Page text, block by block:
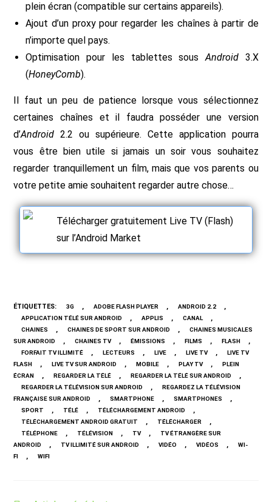
plein écran (compatible sur certains appareils).
Ajout d’un proxy pour regarder les chaînes à partir de
n’importe quel pays.
Optimisation pour les tablettes sousAndroid 3.X
(HoneyComb).
Il faut un peu de patience lorsque vous sélectionnez
certaines chaînes et il faudra posséder une version
d’Android2.2 ou supérieure. Cette application pourra
vous être bien utile si jamais un soir vous souhaitez
regarder tranquillement un film, mais que vos parents ou
votre petite amie souhaitent regarder autre chose…
Télécharger gratuitement Live TV (Flash)
sur l’Android Market
ÉTIQUETTES: 3G , ADOBE FLASH PLAYER , ANDROID 2.2 ,
APPLICATION TÉLÉ SUR ANDROID , APPLIS , CANAL ,
CHAINES , CHAINES DE SPORT SUR ANDROID ,
CHAINES MUSICALES
SUR ANDROID
, CHAINES TV , ÉMISSIONS , FILMS , FLASH ,
FORFAIT TV ILLIMITÉ , LECTEURS , LIVE , LIVE TV ,
LIVE TV
FLASH
, LIVE TV SUR ANDROID , MOBILE , PLAY TV ,
PLEIN
ÉCRAN
, REGARDER LA TÉLÉ , REGARDER LA TÉLÉ SUR ANDROID ,
REGARDER LA TÉLÉVISION SUR ANDROID ,
REGARDEZ LA TÉLÉVISION
FRANÇAISE SUR ANDROID
, SMARTPHONE , SMARTPHONES ,
SPORT , TÉLÉ , TÉLÉCHARGEMENT ANDROID ,
TÉLÉCHARGEMENT ANDROID GRATUIT , TÉLÉCHARGER ,
TÉLÉPHONE , TÉLÉVISION , TV ,
TV ÉTRANGÈRE SUR
ANDROID
, TV ILLIMITÉ SUR ANDROID , VIDÉO , VIDÉOS ,
WI-
FI
, WIFI